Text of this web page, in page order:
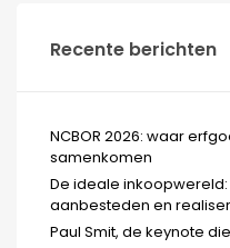
Recente berichten
NCBOR 2026: waar
samenkomen
De ideale
aanbesteden en
Paul Smit, de keynote